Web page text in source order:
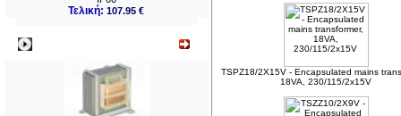
Τελική:107.95 €
TSPZ18/2X15V - Encapsulated mains
18VA, 230/115/2x15V